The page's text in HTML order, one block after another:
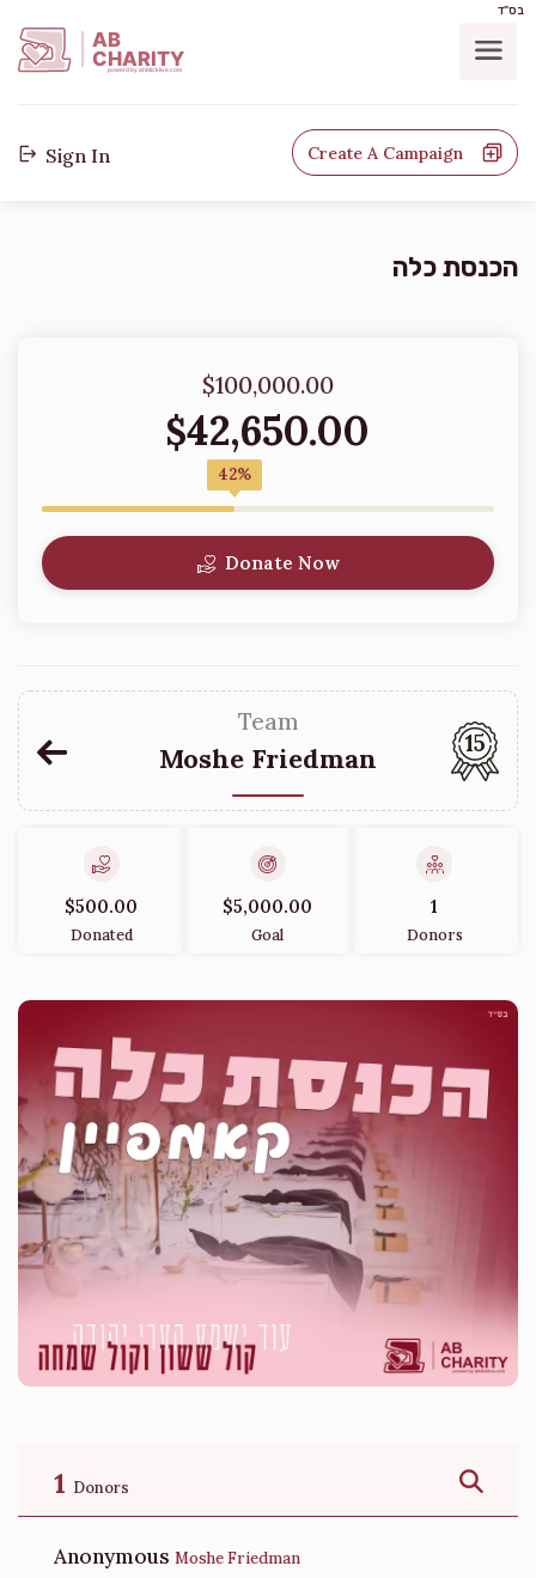
בס"ד
AB
CHARITY
powerd by ahblicklive.com
Sign In Create A Campaign
הכנסת כלה
$100,000.00
$42,650.00
42%
Donate Now
Team
Moshe Friedman 15
$500.00
Donated
$5,000.00
Goal
1
Donors
1 Donors
Anonymous Moshe Friedman